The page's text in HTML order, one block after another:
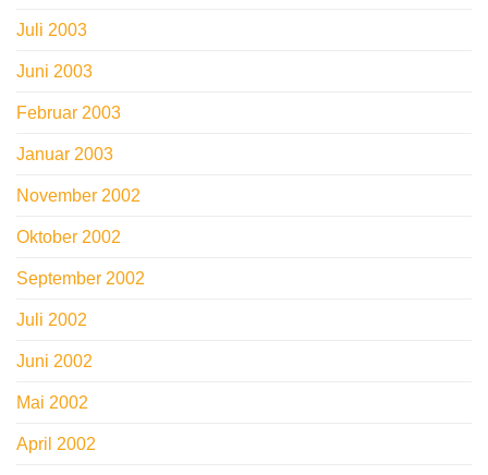
Juli 2003
Juni 2003
Februar 2003
Januar 2003
November 2002
Oktober 2002
September 2002
Juli 2002
Juni 2002
Mai 2002
April 2002